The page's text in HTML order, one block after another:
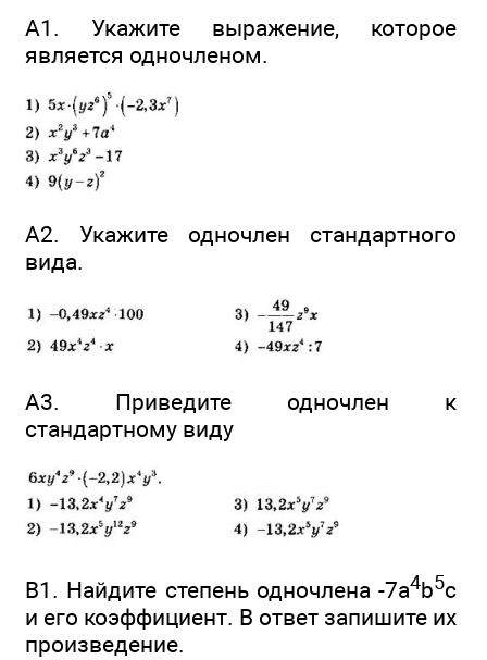
А1. Укажите выражение, которое
является одночленом.
А2. Укажите одночлен стандартного
вида.
А3. Приведите одночлен к
стандартному виду
В1. Найдите степень одночлена -7а4b5с
и его коэффициент. В ответ запишите их
произведение.